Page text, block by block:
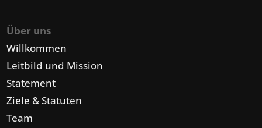
Über uns
Willkommen
Leitbild und Mission
Statement
Ziele & Statuten
Team